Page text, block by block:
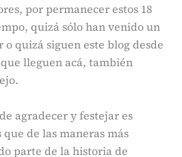
por permanecer estos 18
quizá sólo han venido un
quizá siguen este blog desde
lleguen acá, también
agradecer y festejar es
de las maneras más
parte de la historia de